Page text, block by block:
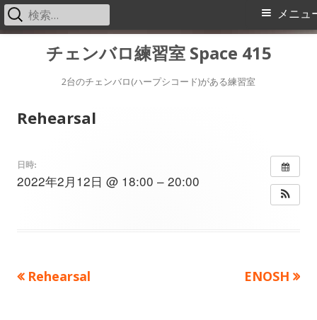
チェンバロ練習室 Space 415
2台のチェンバロ(ハープシコード)がある練習室
メ
メニュ
検
索:
Rehearsal
日時:
2022年2月12日 @ 18:00 – 20:00
投前
Rehearsal
次
ENOSH